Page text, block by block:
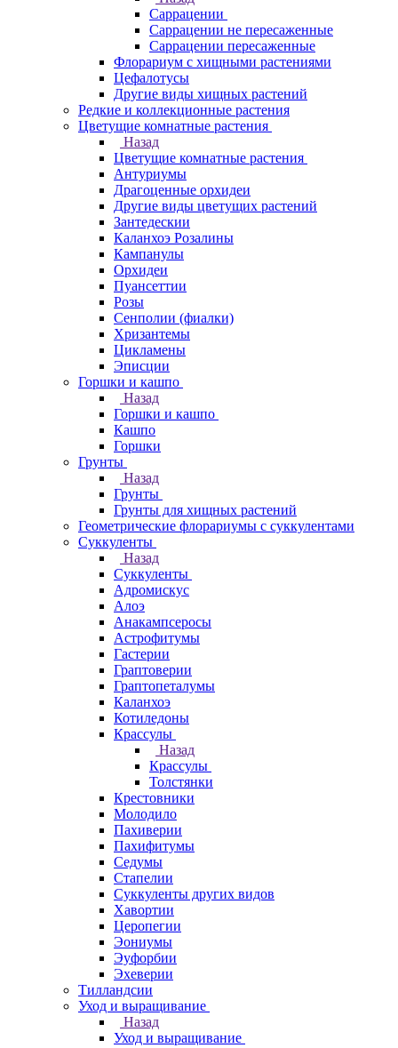
Саррацении
Саррацении не пересаженные
Саррацении пересаженные
Флорариум с хищными растениями
Цефалотусы
Другие виды хищных растений
Редкие и коллекционные растения
Цветущие комнатные растения
Назад
Цветущие комнатные растения
Антуриумы
Драгоценные орхидеи
Другие виды цветущих растений
Зантедескии
Каланхоэ Розалины
Кампанулы
Орхидеи
Пуансеттии
Розы
Сенполии (фиалки)
Хризантемы
Цикламены
Эписции
Горшки и кашпо
Назад
Горшки и кашпо
Кашпо
Горшки
Грунты
Назад
Грунты
Грунты для хищных растений
Геометрические флорариумы с суккулентами
Суккуленты
Назад
Суккуленты
Адромискус
Алоэ
Анакампсеросы
Астрофитумы
Гастерии
Граптоверии
Граптопеталумы
Каланхоэ
Котиледоны
Крассулы
Назад
Крассулы
Толстянки
Крестовники
Молодило
Пахиверии
Пахифитумы
Седумы
Стапелии
Суккуленты других видов
Хавортии
Церопегии
Эониумы
Эуфорбии
Эхеверии
Тилландсии
Уход и выращивание
Назад
Уход и выращивание